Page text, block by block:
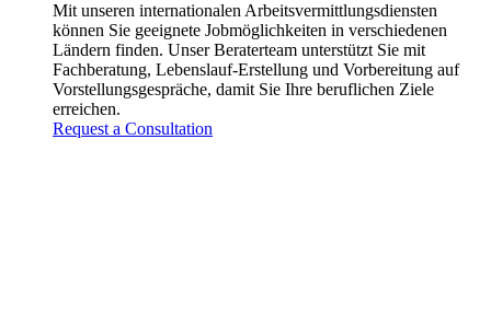
Mit unseren internationalen Arbeitsvermittlungsdiensten
können Sie geeignete Jobmöglichkeiten in verschiedenen
Ländern finden. Unser Beraterteam unterstützt Sie mit
Fachberatung, Lebenslauf-Erstellung und Vorbereitung auf
Vorstellungsgespräche, damit Sie Ihre beruflichen Ziele
erreichen.
Request a Consultation